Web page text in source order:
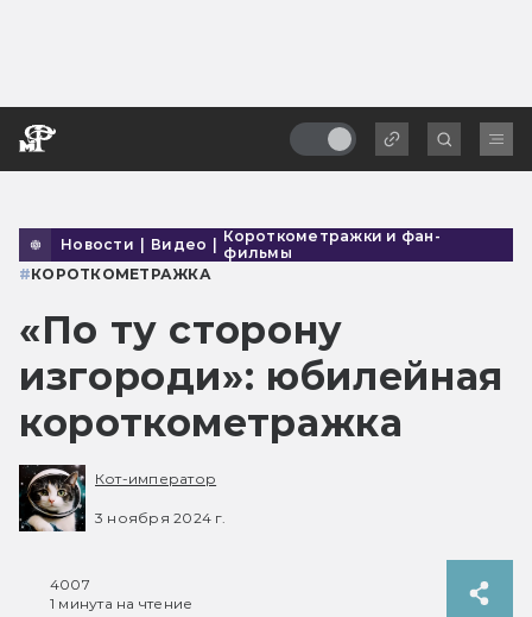
Новости | Видео | Короткометражки и фан-
фильмы
#КОРОТКОМЕТРАЖКА
«По ту сторону
изгороди»: юбилейная
короткометражка
Кот-император
3 ноября 2024 г.
4007
1 минута на чтение